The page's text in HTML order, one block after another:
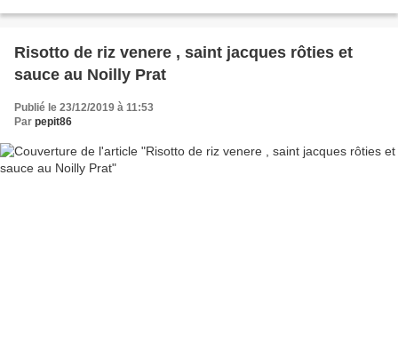
Risotto de riz venere , saint jacques rôties et
sauce au Noilly Prat
Publié le 23/12/2019 à 11:53
Par pepit86